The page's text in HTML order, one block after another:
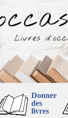
Donner
des
livres